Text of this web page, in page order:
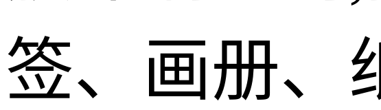
签、画册、